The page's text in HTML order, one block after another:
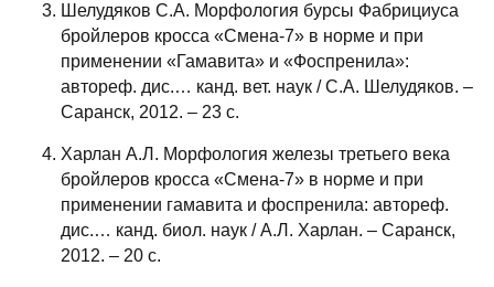
Шелудяков С.А. Морфология бурсы Фабрициуса
бройлеров кросса «Смена-7» в норме и при
применении «Гамавита» и «Фоспренила»:
автореф. дис.… канд. вет. наук / С.А. Шелудяков. –
Саранск, 2012. – 23 с.
Харлан А.Л. Морфология железы третьего века
бройлеров кросса «Смена-7» в норме и при
применении гамавита и фоспренила: автореф.
дис.… канд. биол. наук / А.Л. Харлан. – Саранск,
2012. – 20 с.